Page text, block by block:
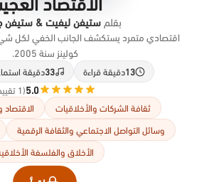
بقلمستيفن ليفيت & ستيفن
اقتصادي متمرد يستكشف الجانب الخفي لكل
كولينز سنة 2005.
13دقيقة قراءة 33دقيقة
5.0(1 تقييم)
ثقافة الشركات والأخلاقيات
الاقتصاد
وسائل التواصل الاجتماعي والثقافة الرقمية
الأخلاق والفلسفة